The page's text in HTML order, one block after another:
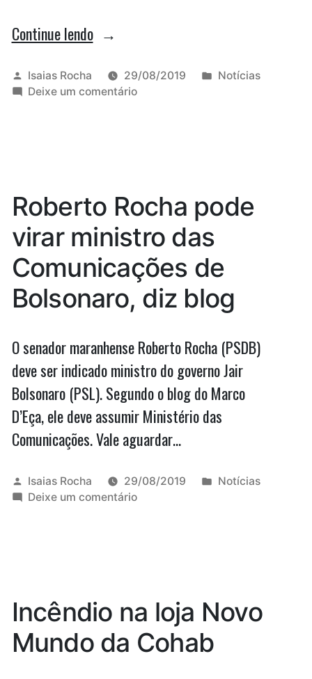
Continue lendo“Protocolada
das
transferências
Medicina
da
Uema;
veja
quem
assinou”
Publicado
por
Isaias Rocha 29/08/2019
Publicado
Notícias
Deixe um comentárioem
de
Medicina
da
Uema;
veja
quem
assinou
Roberto Rocha pode
virar ministro das
Comunicações de
Bolsonaro, diz blog
O senador maranhense Roberto Rocha (PSDB)
deve ser indicado ministro do governo Jair
Bolsonaro (PSL). Segundo o blog do Marco
D’Eça, ele deve assumir Ministério das
Comunicações. Vale aguardar…
Publicado
por
Isaias Rocha 29/08/2019
Publicado
Notícias
Deixe um comentárioem
Comunicações
de
Bolsonaro,
diz
Incêndio na loja Novo
Mundo da Cohab